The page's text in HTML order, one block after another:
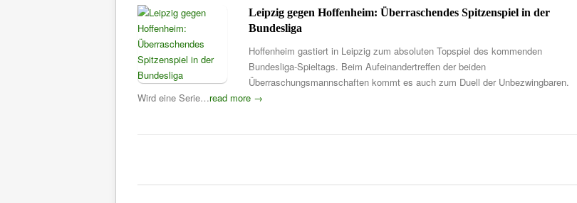
Leipzig gegen Hoffenheim: Überraschendes Spitzenspiel in der
Bundesliga
Hoffenheim gastiert in Leipzig zum absoluten Topspiel des kommenden
Bundesliga-Spieltags. Beim Aufeinandertreffen der beiden
Überraschungsmannschaften kommt es auch zum Duell der Unbezwingbaren.
Wird eine Serie…read more →